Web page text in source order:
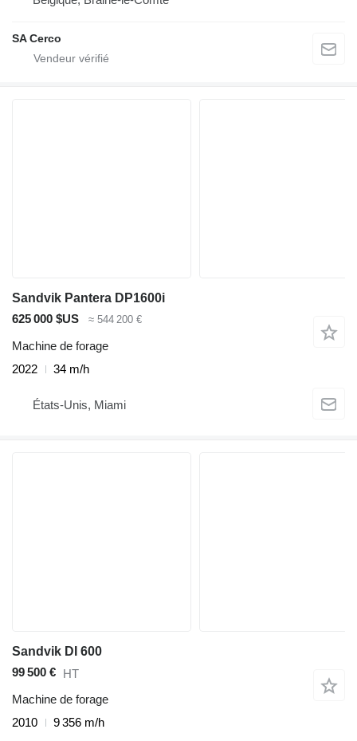
SA Cerco
Sandvik Pantera DP1600i
625 000 $US
≈ 544 200 €
Machine de forage
2022
34 m/h
États-Unis, Miami
Sandvik DI 600
99 500 € HT
Machine de forage
2010
9 356 m/h